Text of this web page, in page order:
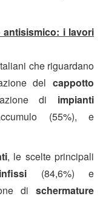
antisismico: i lavori
che riguardano
delcappotto
di impianti
(55%), e
, le scelte principali
infissi (84,6%) e
dischermature